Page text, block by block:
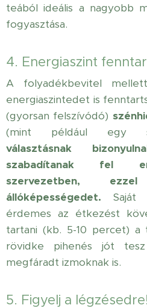
teából ideális a nagyobb
fogyasztása.
4. Energiaszint
A folyadékbevitel
energiaszintedet is
(gyorsan felszívódó)
(mint például egy
választásnak
szabadítanak fel
szervezetben,
állóképességedet. Saját
érdemes az étkezést
tartani (kb. 5-10 percet)
rövidke pihenés jót
megfáradt izmoknak is.
5. Figyelj a légzésedre!